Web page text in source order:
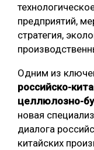
предприятий,
стратегия,
Одним из
российско-
целлюлозно-
новая
диалога
китайских